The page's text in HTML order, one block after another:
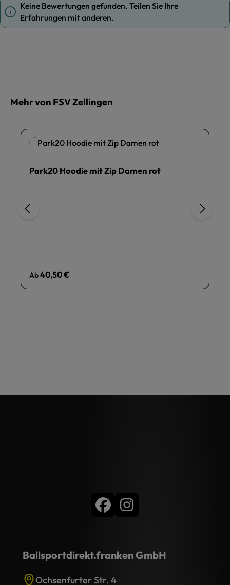
Keine Bewertungen gefunden. Teilen Sie Ihre
Erfahrungen mit anderen.
Mehr von FSV Zellingen
Park20 Hoodie mit Zip Damen rot
Regulärer Preis:
Ab40,50 €
Ballsportdirekt.franken GmbH
Ochsenfurter Str. 4